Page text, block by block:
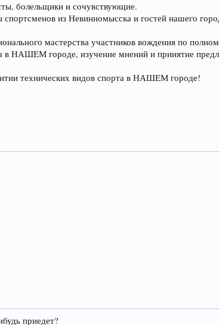
болельщики и сочувствующие.
спортсменов из Невинномысска и гостей нашего
мастерства участников вождения по
в НАШЕМ городе, изучение мнений и принятие
технических видов спорта в НАШЕМ городе!
приедет?